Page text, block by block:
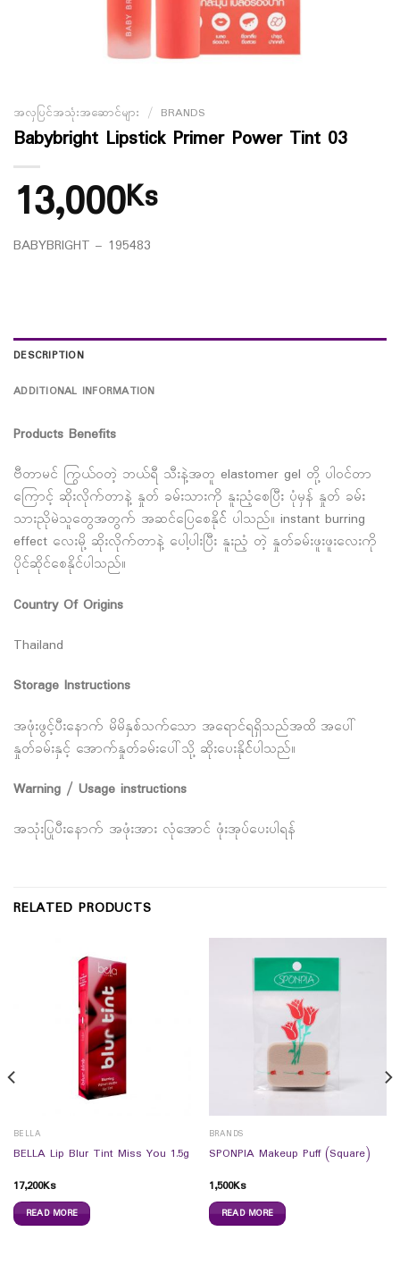
အလှပြင်အသုံးအဆောင်များ / BRANDS
Babybright Lipstick Primer Power Tint 03
13,000Ks
BABYBRIGHT – 195483
DESCRIPTION
ADDITIONAL INFORMATION
Products Benefits
ဗီတာမင် ကြွယ်ဝတဲ့ ဘယ်ရီ သီးနဲ့အတူ elastomer gel တို့ ပါဝင်တာ
ကြောင့် ဆိုးလိုက်တာနဲ့ နှုတ် ခမ်းသားကို နူးညံ့စေပြီး ပုံမှန် နှုတ် ခမ်း
သားညိုမဲသူတွေအတွက် အဆင်ပြေစေနိုင်် ပါသည်။ instant burring
effect လေးမို့ ဆိုးလိုက်တာနဲ့ ပေါ့ပါးပြီး နူးညံ့ တဲ့ နှုတ်ခမ်းဖူးဖူးလေးကို
ပိုင်ဆိုင်စေနိုင်ပါသည်။
Country Of Origins
Thailand
Storage Instructions
အဖုံးဖွင့်ပီးနောက် မိမိနှစ်သက်သော အရောင်ရရှိသည်အထိ အပေါ်
နှုတ်ခမ်းနှင့် အောက်နှုတ်ခမ်းပေါ်သို့ ဆိုးပေးနိုင််ပါသည်။
Warning / Usage instructions
အသုံးပြုပီးနောက် အဖုံးအား လုံအောင် ဖုံးအုပ်ပေးပါရန်
RELATED PRODUCTS
BELLA
BELLA Lip Blur Tint Miss You 1.5g
17,200Ks
READ MORE
BRANDS
SPONPIA Makeup Puff (Square)
1,500Ks
READ MORE